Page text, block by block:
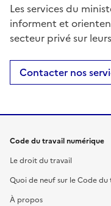
Les services du
informent et
secteur privé sur
Contacter nos
Code du travail numérique
Le droit du travail
Quoi de neuf sur le Code
À propos